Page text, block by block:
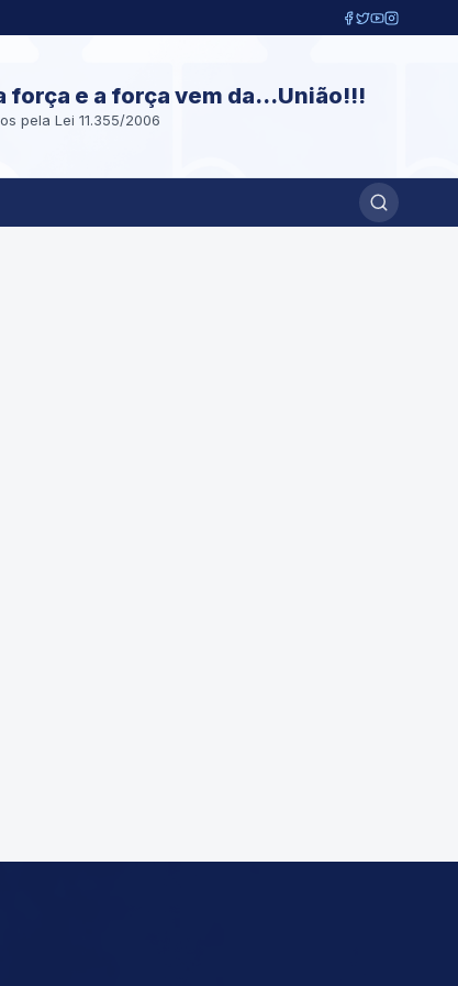
força e a força vem da...União!!!
pela Lei 11.355/2006